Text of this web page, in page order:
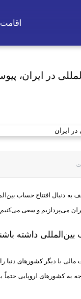
اقامت
در ایران،
به دنبال افتتاح حساب
می‌پردازیم و سعی
داشته
با دیگر کشورهای دنیا
به کشورهای اروپایی حتماً